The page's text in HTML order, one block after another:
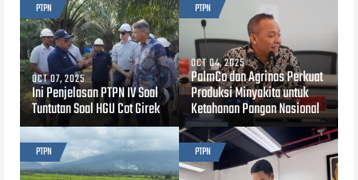
PTPN
OCT 07, 2025
Ini Penjelasan PTPN IV Soal
Tuntutan Soal HGU Cot Girek
PTPN
OCT 04, 2025
PalmCo dan Agrinas Perkuat
Produksi Minyakita untuk
Ketahanan Pangan Nasional
PTPN PTPN